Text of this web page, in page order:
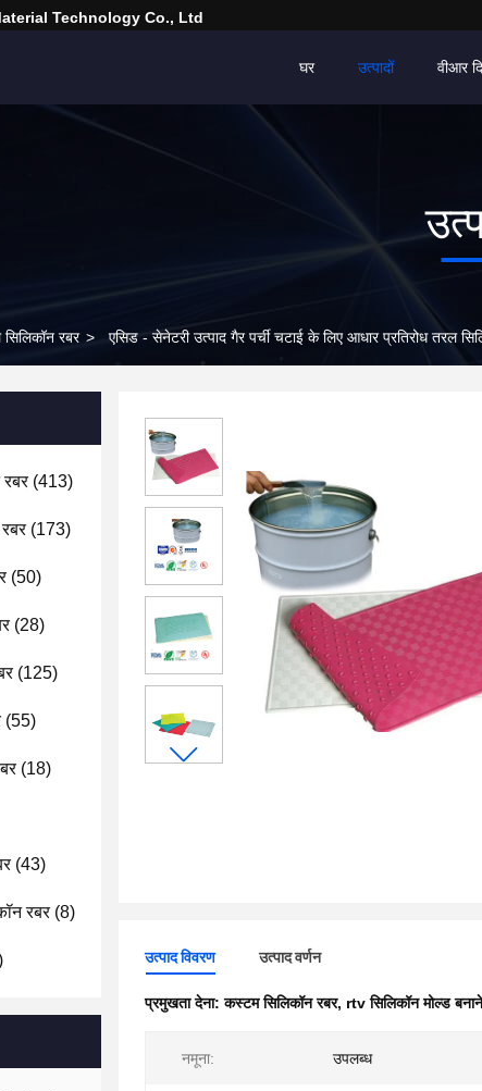
Technology Co., Ltd
घर उत्पादों वीआर
रबर > एसिड - सेनेटरी उत्पाद गैर पर्ची चटाई के लिए आधार प्रतिरोध तरल
(413)
(173)
(50)
(28)
(125)
(55)
(18)
(43)
रबर(8)
उत्पाद विवरण उत्पाद वर्णन
प्रमुखता देना:कस्टम सिलिकॉन रबर, rtv सिलिकॉन मोल्ड
नमूना: उपलब्ध